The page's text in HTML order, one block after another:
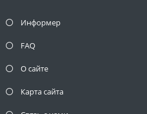
Информер
FAQ
О сайте
Карта сайта